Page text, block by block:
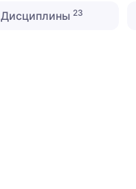
Дисциплины23